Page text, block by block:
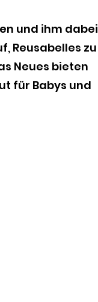
und ihm dabei
Reusabelles zu
Neues bieten
für Babys und